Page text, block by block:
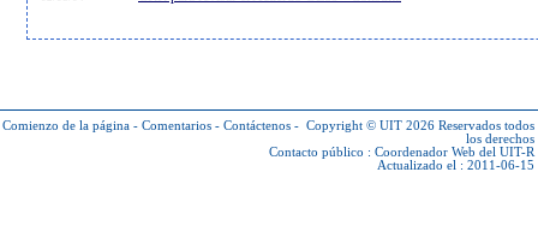
Comienzo de la página - Comentarios - Contáctenos - Copyright © UIT 2026 Reservados todos
los derechos
Contacto público : Coordenador Web del UIT-R
Actualizado el : 2011-06-15